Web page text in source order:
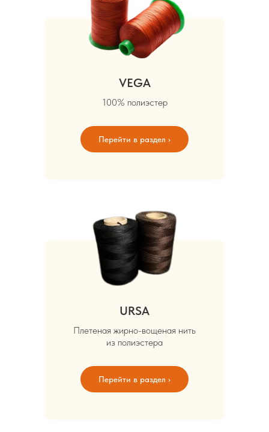
VEGA
100% полиэстер
Перейти в раздел ›
URSA
Плетеная жирно-вощеная нить
из полиэстера
Перейти в раздел ›